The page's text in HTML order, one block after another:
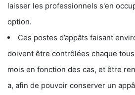
laisser les professionnels s'en
option.
Ces postes d’appâts faisant
doivent être contrôlées chaque
mois en fonction des cas, et être
a, afin de pouvoir conserver un